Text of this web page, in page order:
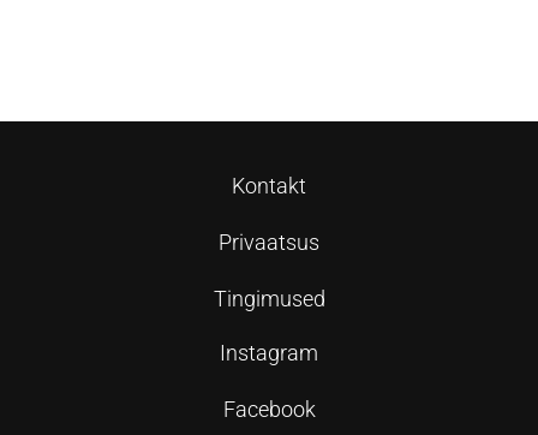
Kontakt
Privaatsus
Tingimused
Instagram
Facebook